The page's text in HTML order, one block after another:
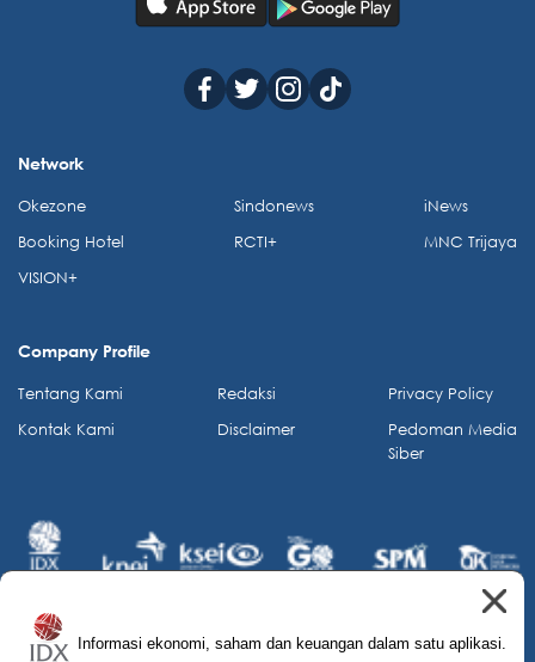
Informasi ekonomi, saham dan keuangan dalam satu aplikasi.
Network
Okezone
Booking Hotel
VISION+
Sindonews
RCTI+
iNews
MNC Trijaya
Company Profile
Tentang Kami
Kontak Kami
Redaksi
Disclaimer
Privacy Policy
Pedoman Media
Siber
© 2026 IDX Channel. All Rights Reserved.